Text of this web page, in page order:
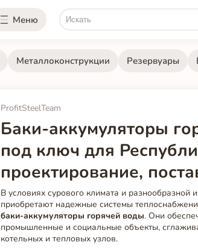
Меню
Металлоконструкции Резервуары
ProfitSteelTeam
Баки-аккумуляторы
под ключ для
проектирование,
В условиях сурового климата и
приобретают надежные системы
баки-аккумуляторы горячей воды. Они
промышленные и социальные объекты,
котельных и тепловых узлов.